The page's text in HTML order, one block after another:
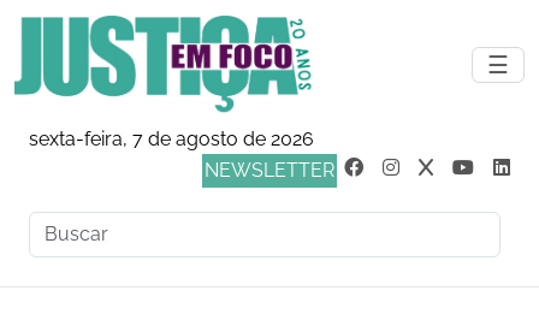
☰
sexta-feira, 7 de agosto de 2026
NEWSLETTER